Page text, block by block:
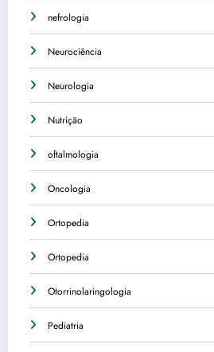
nefrologia
Neurociência
Neurologia
Nutrição
oftalmologia
Oncologia
Ortopedia
Ortopedia
Otorrinolaringologia
Pediatria